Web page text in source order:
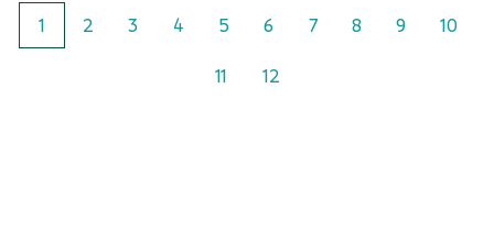
1 2 3 4 5 6 7 8 9 10
11 12